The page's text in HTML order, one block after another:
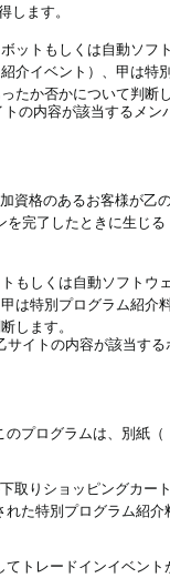
します。
ットもしくは自動ソフ
介イベント）、甲は特
たか否かについて判断し
の内容が該当するメン
資格のあるお客様が乙
完了したときに生じる
もしくは自動ソフトウ
は特別プログラム紹介
します。
イトの内容が該当す
プログラムは、別紙
りショッピングカート
た特別プログラム紹介
トレードインイベント